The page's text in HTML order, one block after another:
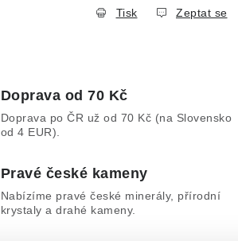
Tisk Zeptat se
Doprava od 70 Kč
Doprava po ČR už od 70 Kč (na Slovensko
od 4 EUR).
Pravé české kameny
Nabízíme pravé české minerály, přírodní
krystaly a drahé kameny.